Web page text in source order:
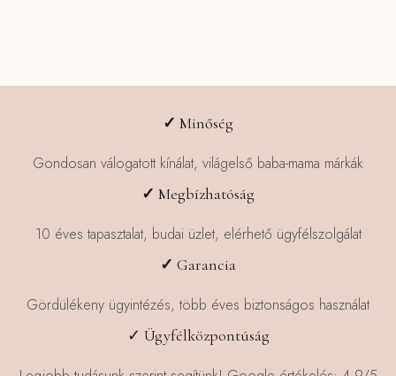
✓ Minőség
Gondosan válogatott kínálat, világelső baba-mama márkák
✓ Megbízhatóság
10 éves tapasztalat, budai üzlet, elérhető ügyfélszolgálat
✓ Garancia
Gördülékeny ügyintézés, több éves biztonságos használat
✓ Ügyfélközpontúság